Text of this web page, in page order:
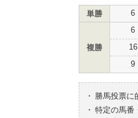
単勝 6
複勝
6
16
9
・
勝馬投票に
・ 特定の馬番